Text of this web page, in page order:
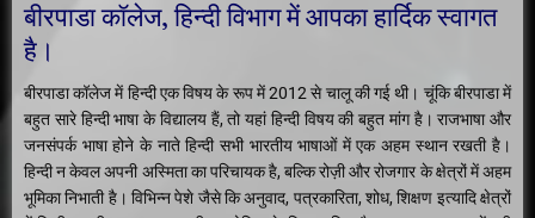
बीरपाडा कॉलेज, हिन्दी विभाग में आपका हार्दिक स्वागत
है।
बीरपाडा कॉलेज में हिन्दी एक विषय के रूप में 2012 से चालू की गई थी। चूंकि बीरपाडा में
बहुत सारे हिन्दी भाषा के विद्यालय हैं, तो यहां हिन्दी विषय की बहुत मांग है। राजभाषा और
जनसंपर्क भाषा होने के नाते हिन्दी सभी भारतीय भाषाओं में एक अहम स्थान रखती है।
हिन्दी न केवल अपनी अस्मिता का परिचायक है, बल्कि रोज़ी और रोजगार के क्षेत्रों में अहम
भूमिका निभाती है। विभिन्न पेशे जैसे कि अनुवाद, पत्रकारिता, शोध, शिक्षण इत्यादि क्षेत्रों